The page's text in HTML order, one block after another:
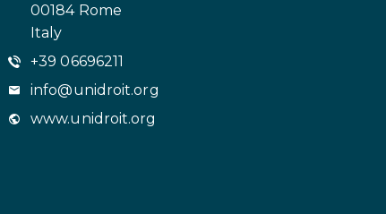
00184 Rome
Italy
+39 06696211
info@unidroit.org
www.unidroit.org